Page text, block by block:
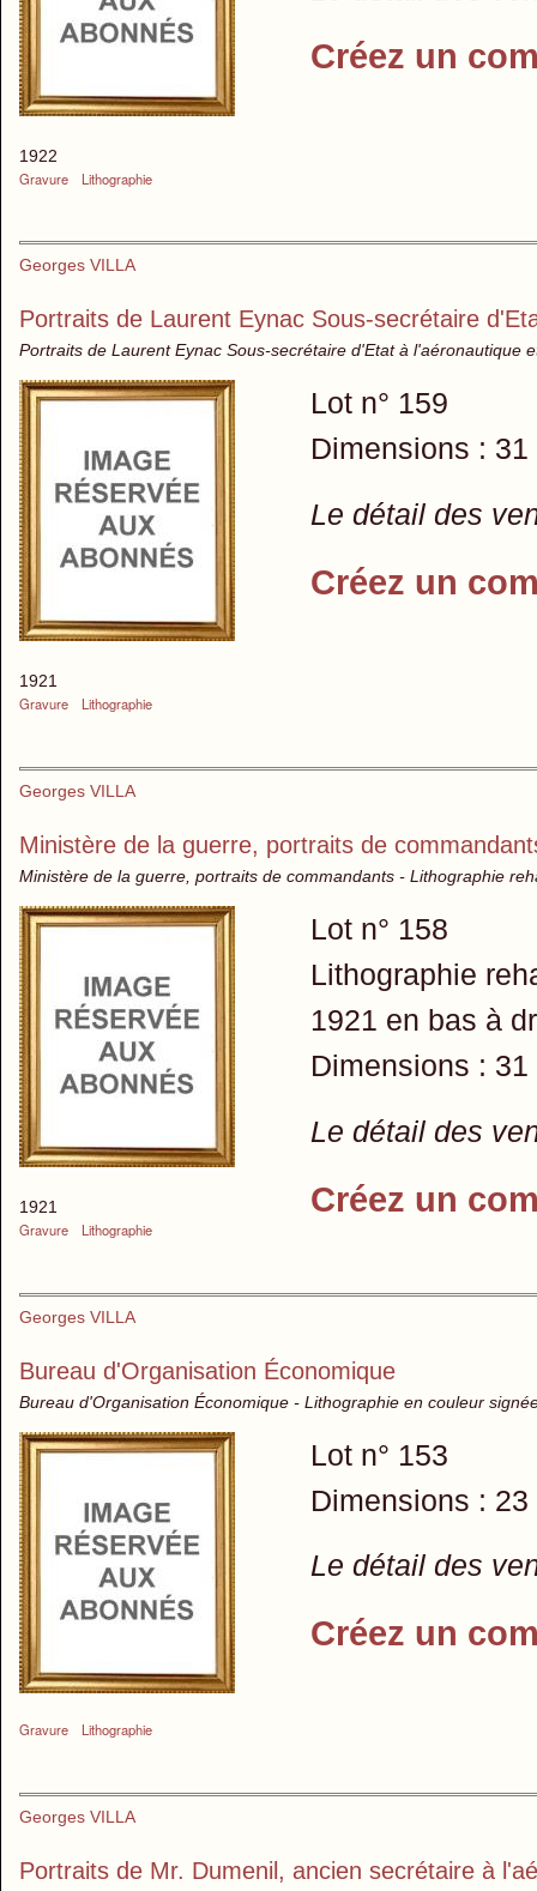
1922
Gravure
Lithographie
Créez un
Georges VILLA
Portraits de Laurent Eynac Sous-secrétaire
Portraits de Laurent Eynac Sous-secrétaire d'Etat à l'aéronautique
1921
Gravure
Lithographie
Lot n° 159
Dimensions :
Le détail des
Créez un
Georges VILLA
Ministère de la guerre, portraits de
Ministère de la guerre, portraits de commandants - Lithographie
1921
Gravure
Lithographie
Lot n° 158
Lithographie
1921 en bas à
Dimensions :
Le détail des
Créez un
Georges VILLA
Bureau d'Organisation Économique
Bureau d'Organisation Économique - Lithographie en couleur
Gravure Lithographie
Lot n° 153
Dimensions :
Le détail des
Créez un
Georges VILLA
Portraits de Mr. Dumenil, ancien secrétaire à